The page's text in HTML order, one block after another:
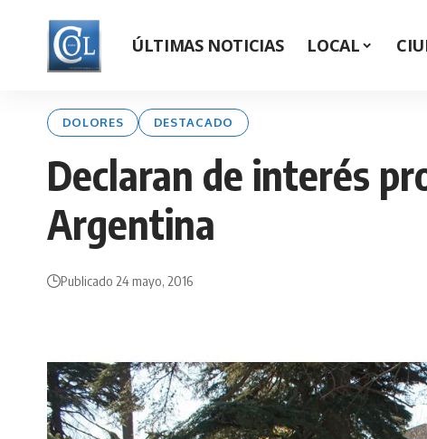
ÚLTIMAS NOTICIAS LOCAL
DOLORES DESTACADO
Declaran de interés
Argentina
Publicado 24 mayo, 2016